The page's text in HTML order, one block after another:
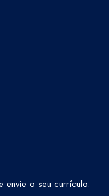
envie o seu currículo.